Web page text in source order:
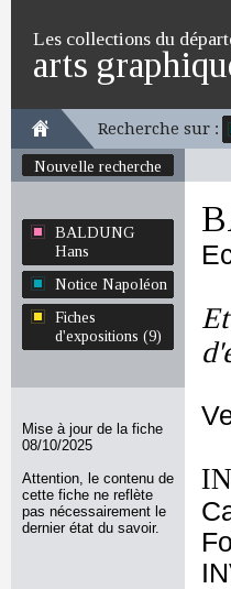
Les collections du
arts
Recherche sur :
Nouvelle recherche
BALDUNG
Hans
Notice Napoléon
Fiches
d'expositions (9)
Mise à jour de la fiche
08/10/2025
Attention, le contenu de
cette fiche ne reflète
pas nécessairement le
dernier état du savoir.